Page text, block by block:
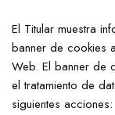
El Titular muestra
banner de cookies
Web. El banner de
el tratamiento de
siguientes acciones: